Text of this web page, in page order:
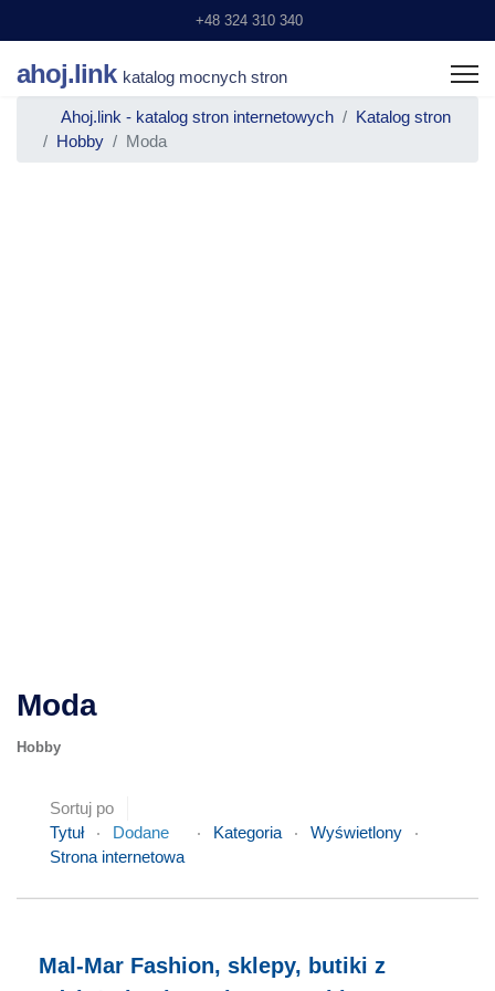
+48 324 310 340
ahoj.link katalog mocnych stron
Ahoj.link - katalog stron internetowych
Katalog stron
Hobby
Moda
Moda
Hobby
Sortuj po
Tytuł
Dodane Kategoria
Wyświetlony
Strona internetowa
Mal-Mar Fashion, sklepy, butiki z